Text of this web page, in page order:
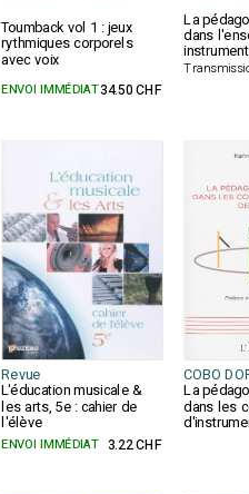
Toumback vol 1 : jeux
rythmiques corporels
avec voix
La
dans
ENVOI IMMÉDIAT34.50 CHF
Revue COBO
L'éducation musicale &
les arts, 5e : cahier de
l'élève
La
dans les
ENVOI IMMÉDIAT 3.22 CHF